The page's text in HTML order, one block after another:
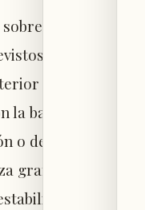
proyectos
en el norte
afirmó que
base de
o desarrollo".
grandes
en